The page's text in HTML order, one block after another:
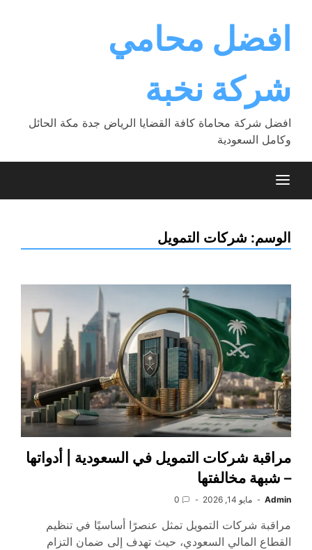
contentافضل محامي
شركة نخبة
افضل شركة محاماة كافة القضايا الرياض جدة مكة الحائل
وكامل السعودية
الوسم: شركات التمويل
مراقبة شركات التمويل في السعودية | أدواتها
– شبهة مخالفتها
Admin مايو 14, 2026 0
مراقبة شركات التمويل تمثل عنصرًا أساسيًا في تنظيم
القطاع المالي السعودي، حيث تهدف إلى ضمان التزام